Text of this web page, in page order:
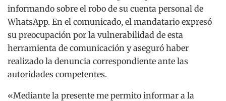
informando sobre el robo de su cuenta personal de
WhatsApp. En el comunicado, el mandatario expresó
su preocupación por la vulnerabilidad de esta
herramienta de comunicación y aseguró haber
realizado la denuncia correspondiente ante las
autoridades competentes.
«Mediante la presente me permito informar a la